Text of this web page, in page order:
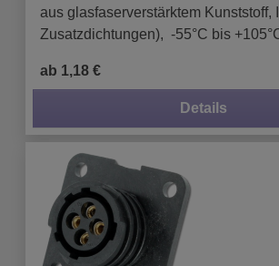
aus glasfaserverstärktem Kunststoff,
Zusatzdichtungen), -55°C bis
ab 1,18 €
Details